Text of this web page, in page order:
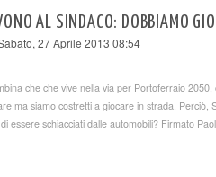
AL SINDACO: DOBBIAMO
27 Aprile 2013 08:54
che che vive nella via per Portoferraio
ma siamo costretti a giocare in strada.
essere schiacciati dalle automobili? Firmato